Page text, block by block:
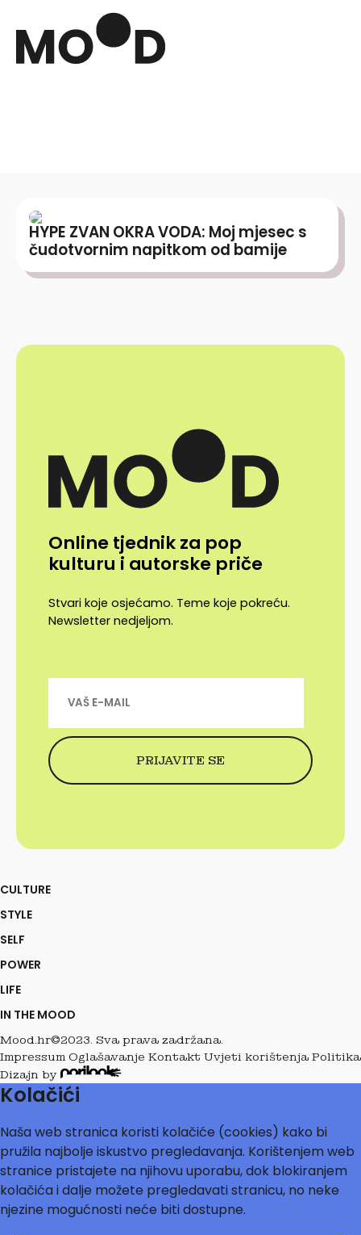
HYPE ZVAN OKRA VODA: Moj mjesec s
čudotvornim napitkom od bamije
Online tjednik za pop
kulturu i autorske priče
Stvari koje osjećamo. Teme koje pokreću.
Newsletter nedjeljom.
CULTURE
STYLE
SELF
POWER
LIFE
IN THE MOOD
Mood.hr©2023. Sva prava zadržana.
Impressum Oglašavanje Kontakt Uvjeti korištenja
Dizajn by
Kolačići
Naša web stranica koristi kolačiće (cookies) kako bi
pružila najbolje iskustvo pregledavanja. Korištenjem web
stranice pristajete na njihovu uporabu, dok blokiranjem
kolačića i dalje možete pregledavati stranicu, no neke
njezine mogućnosti neće biti dostupne.